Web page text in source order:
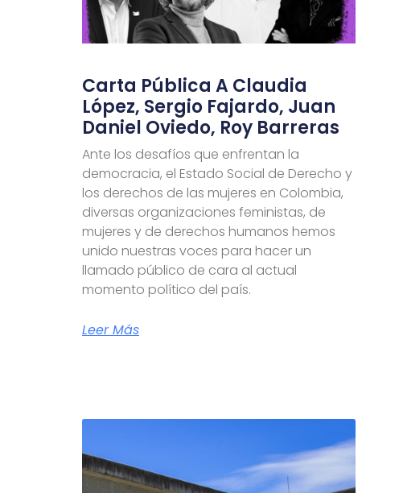
Carta Pública A Claudia
López, Sergio Fajardo, Juan
Daniel Oviedo, Roy Barreras
Ante los desafíos que enfrentan la
democracia, el Estado Social de Derecho y
los derechos de las mujeres en Colombia,
diversas organizaciones feministas, de
mujeres y de derechos humanos hemos
unido nuestras voces para hacer un
llamado público de cara al actual
momento político del país.
Leer Más